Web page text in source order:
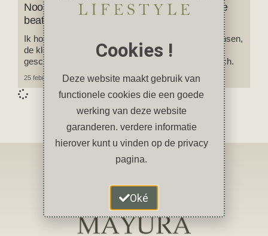
Noord-India: mijn favoriete highlights & off the
beaten track plekken
Ik hou van India, Rajasthan in het bijzonder. De mensen,
de kleuren, de geuren, de boeiende cultuur en
geschiedenis, het verrukkelijke eten, India is magisch.
25 februari 2024 2 reacties
Cookies !
Deze website maakt gebruik van
functionele cookies die een goede
werking van deze website
garanderen. verdere informatie
hierover kunt u vinden op de privacy
pagina.
Oké